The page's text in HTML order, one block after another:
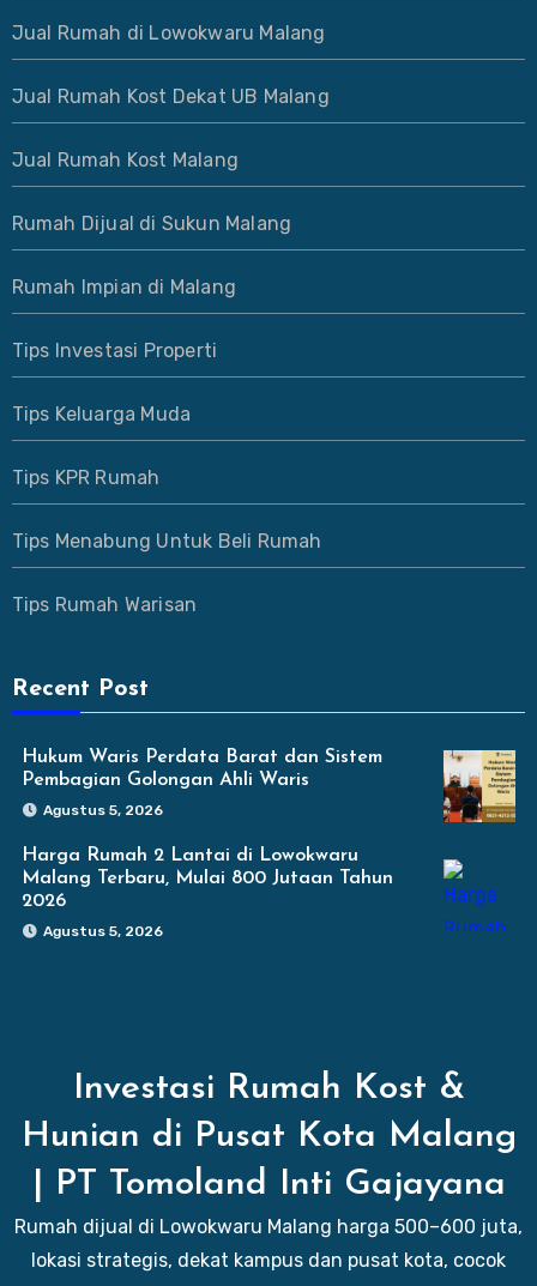
Jual Rumah di Lowokwaru Malang
Jual Rumah Kost Dekat UB Malang
Jual Rumah Kost Malang
Rumah Dijual di Sukun Malang
Rumah Impian di Malang
Tips Investasi Properti
Tips Keluarga Muda
Tips KPR Rumah
Tips Menabung Untuk Beli Rumah
Tips Rumah Warisan
Recent Post
Hukum Waris Perdata Barat dan Sistem
Pembagian Golongan Ahli Waris
Agustus 5, 2026
Harga Rumah 2 Lantai di Lowokwaru
Malang Terbaru, Mulai 800 Jutaan Tahun
2026
Agustus 5, 2026
Investasi Rumah Kost &
Hunian di Pusat Kota Malang
| PT Tomoland Inti Gajayana
Rumah dijual di Lowokwaru Malang harga 500–600 juta,
lokasi strategis, dekat kampus dan pusat kota, cocok